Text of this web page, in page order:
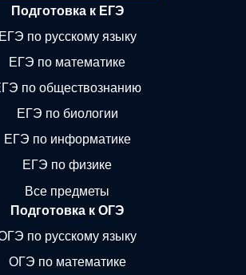
Подготовка к ЕГЭ
ЕГЭ по русскому языку
ЕГЭ по математике
по обществознанию
ЕГЭ по биологии
ЕГЭ по информатике
ЕГЭ по физике
Все предметы
Подготовка к ОГЭ
по русскому языку
ОГЭ по математике